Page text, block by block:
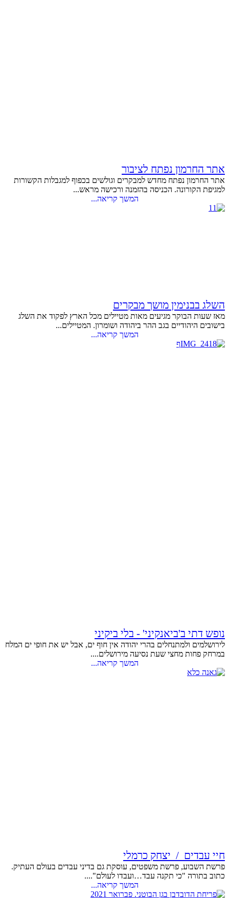
אתר החרמון נפתח לציבור
אתר החרמון נפתח מחדש למבקרים וגולשים בכפוף למגבלות הקשורות
למגיפת הקורונה. הכניסה בהזמנה ורכישה מראש...
המשך קריאה...
השלג בבנימין מושך מבקרים
מאז שעות הבוקר מגיעים מאות מטיילים מכל הארץ לפקוד את השלג
בישובים היהודיים בגב ההר ביהודה ושומרון. המטיילים...
המשך קריאה...
נופש דתי ב'ביאנקיני' - בלי ביקיני
לירושלמים ולמתנחלים בהרי יהודה אין חוף ים, אבל יש את חופי ים המלח
במרחק פחות מחצי שעת נסיעה מירושלים....
המשך קריאה...
חיי עבדים / יצחק כרמלי
פרשת השבוע, פרשת משפטים, עוסקת גם בדיני עבדים בעולם העתיק.
כתוב בתורה "כי תקנה עבד…ועבדו לעולם"....
המשך קריאה...